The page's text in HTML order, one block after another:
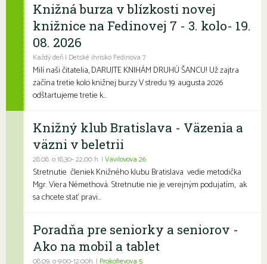
Knižná burza v blízkosti novej
knižnice na Fedinovej 7 - 3. kolo- 19.
08. 2026
Každý deň | Detské ihrisko Fedinova 7
Milí naši čitatelia, DARUJTE KNIHÁM DRUHÚ ŠANCU! Už zajtra
začína tretie kolo knižnej burzy V stredu 19. augusta 2026
odštartujeme tretie k...
Knižný klub Bratislava - Väzenia a
väzni v beletrii
28.08. o 18,30- 22,00 h. | Vavilovova 26
Stretnutie členiek Knižného klubu Bratislava vedie metodička
Mgr. Viera Némethová. Stretnutie nie je verejným podujatím, ak
sa chcete stať pravi...
Poradňa pre seniorky a seniorov -
Ako na mobil a tablet